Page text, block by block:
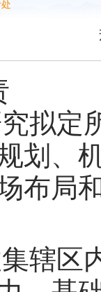
定所
划、
布局
区内